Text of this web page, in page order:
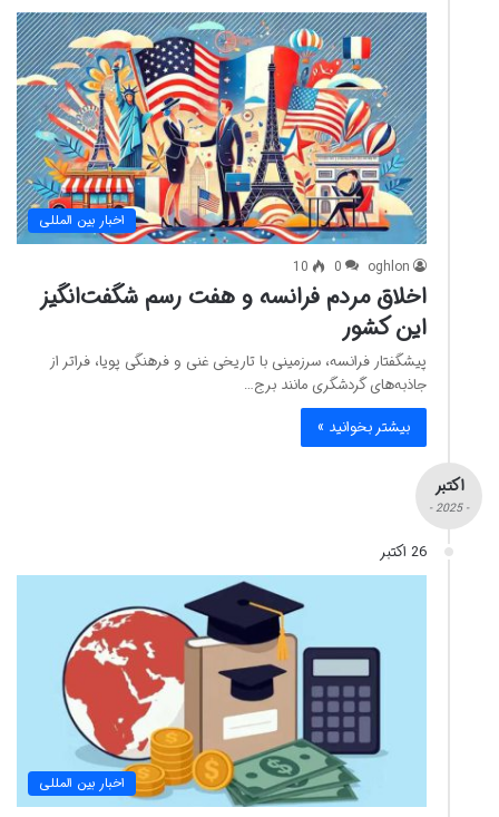
اخبار بین المللی
oghlon
0
10
اخلاق مردم فرانسه و هفت رسم شگفت‌انگیز
این کشور
پیشگفتار فرانسه، سرزمینی با تاریخی غنی و فرهنگی پویا، فراتر از
جاذبه‌های گردشگری مانند برج…
بیشتر بخوانید »
اکتبر
- 2025 -
26 اکتبر
اخبار بین المللی